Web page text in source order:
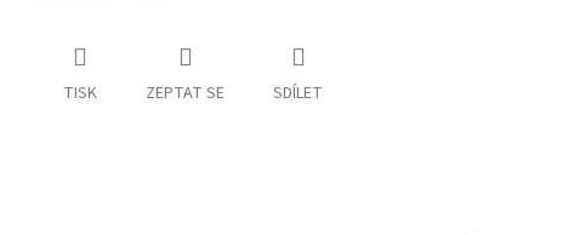
TISK ZEPTAT SE SDÍLET